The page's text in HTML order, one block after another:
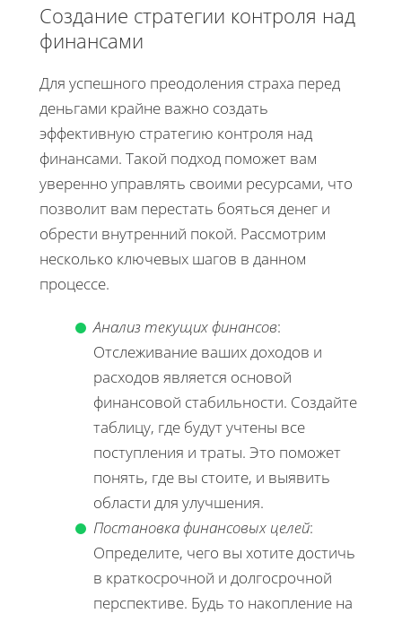
Создание стратегии контроля над
финансами
Для успешного преодоления страха перед
деньгами крайне важно создать
эффективную стратегию контроля над
финансами. Такой подход поможет вам
уверенно управлять своими ресурсами, что
позволит вам перестать бояться денег и
обрести внутренний покой. Рассмотрим
несколько ключевых шагов в данном
процессе.
Анализ текущих финансов:
Отслеживание ваших доходов и
расходов является основой
финансовой стабильности. Создайте
таблицу, где будут учтены все
поступления и траты. Это поможет
понять, где вы стоите, и выявить
области для улучшения.
Постановка финансовых целей:
Определите, чего вы хотите достичь
в краткосрочной и долгосрочной
перспективе. Будь то накопление на